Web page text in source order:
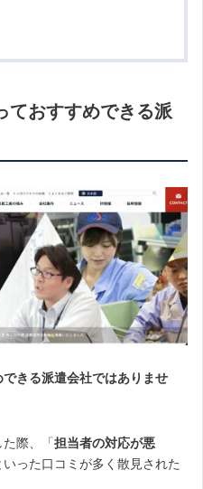
ておすすめできる派
きる派遣会社ではありませ
際、「担当者の対応が悪
いった口コミが多く散見された